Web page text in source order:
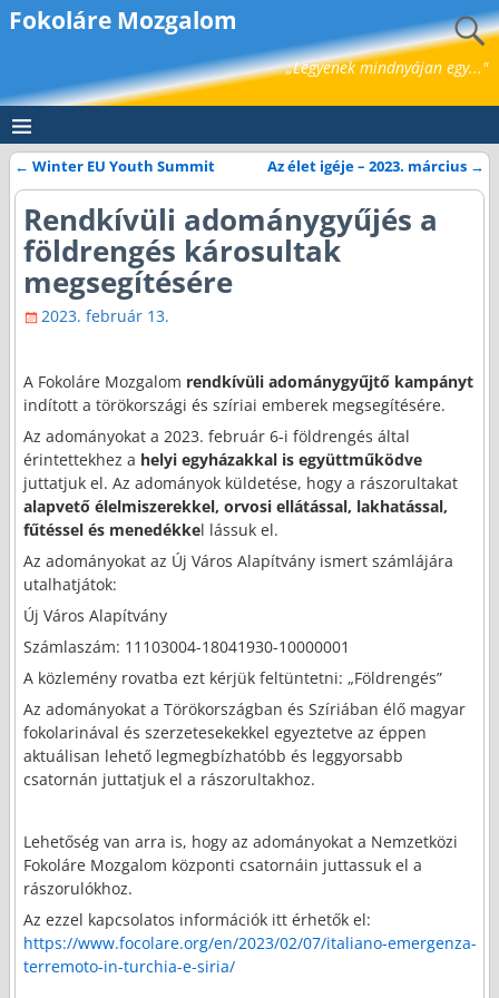
Fokoláre Mozgalom
„Legyenek mindnyájan egy..."
Bejegyzés navigáció
← Winter EU Youth Summit Az élet igéje – 2023. március →
Rendkívüli adománygyűjés a
földrengés károsultak
megsegítésére
2023. február 13.
A Fokoláre Mozgalom rendkívüli adománygyűjtő kampányt
indított a törökországi és szíriai emberek megsegítésére.
Az adományokat a 2023. február 6-i földrengés által
érintettekhez a helyi egyházakkal is együttműködve
juttatjuk el. Az adományok küldetése, hogy a rászorultakat
alapvető élelmiszerekkel, orvosi ellátással, lakhatással,
fűtéssel és menedékkel lássuk el.
Az adományokat az Új Város Alapítvány ismert számlájára
utalhatjátok:
Új Város Alapítvány
Számlaszám: 11103004-18041930-10000001
A közlemény rovatba ezt kérjük feltüntetni: „Földrengés”
Az adományokat a Törökországban és Szíriában élő magyar
fokolarinával és szerzetesekekkel egyeztetve az éppen
aktuálisan lehető legmegbízhatóbb és leggyorsabb
csatornán juttatjuk el a rászorultakhoz.
Lehetőség van arra is, hogy az adományokat a Nemzetközi
Fokoláre Mozgalom központi csatornáin juttassuk el a
rászorulókhoz.
Az ezzel kapcsolatos információk itt érhetők el:
https://www.focolare.org/en/2023/02/07/italiano-emergenza-
terremoto-in-turchia-e-siria/